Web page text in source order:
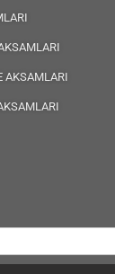
AKSAMLARI